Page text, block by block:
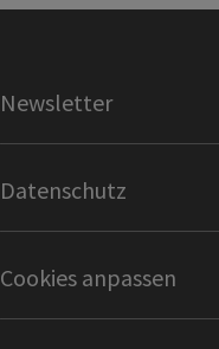
Newsletter
Datenschutz
Cookies anpassen